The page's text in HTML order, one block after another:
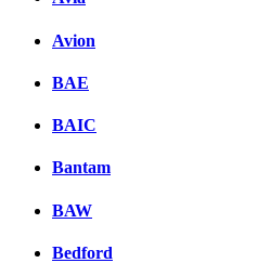
Avion
BAE
BAIC
Bantam
BAW
Bedford